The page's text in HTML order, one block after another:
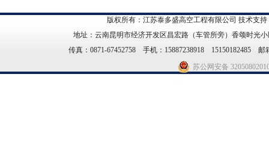
版权所有：江苏泰多盛高空工程有限公司 技术支持
地址：云南昆明市经济开发区昌宏路（车管所旁）香颂时光
传真：0871-67452758 手机：15887238918 15150182485 邮
苏公网安备